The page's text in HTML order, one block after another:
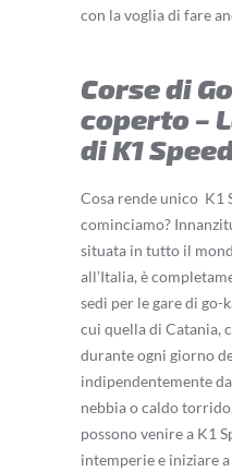
con la voglia di fare
Corse di
coperto –
di K1
Cosa rende unico K1
cominciamo?
situata in tutto il
all’Italia, è
sedi per le gare di
cui quella di Catania,
durante ogni giorno
indipendentemente
nebbia o caldo
possono venire a K1
intemperie e iniziare